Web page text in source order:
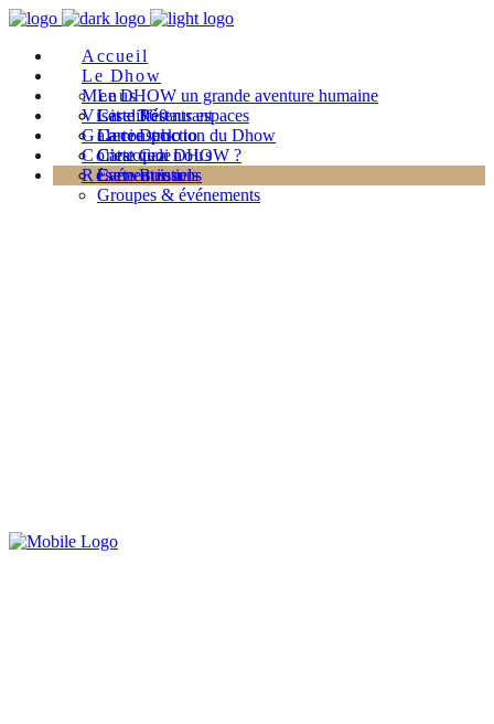
Accueil
Le Dhow
Le DHOW un grande aventure humaine
Les différents espaces
La construction du Dhow
C’est quoi DHOW ?
Evénementiels
Menus
Carte Restaurant
Carte Deck
Carte Cale
Carte Boissons
Groupes & événements
Visite 360
Galerie photo
Contactez nous
Réservation